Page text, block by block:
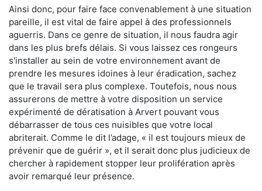
Ainsi donc, pour faire face convenablement à une situation
pareille, il est vital de faire appel à des professionnels
aguerris. Dans ce genre de situation, il nous faudra agir
dans les plus brefs délais. Si vous laissez ces rongeurs
s'installer au sein de votre environnement avant de
prendre les mesures idoines à leur éradication, sachez
que le travail sera plus complexe. Toutefois, nous nous
assurerons de mettre à votre disposition un service
expérimenté de dératisation à Arvert pouvant vous
débarrasser de tous ces nuisibles que votre local
abriterait. Comme le dit l’adage, « il est toujours mieux de
prévenir que de guérir », et il serait donc plus judicieux de
chercher à rapidement stopper leur prolifération après
avoir remarqué leur présence.